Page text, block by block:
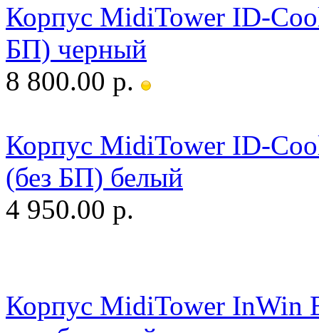
Корпус MidiTower ID-
БП) черный
8 800.00 р.
Корпус MidiTower ID-
(без БП) белый
4 950.00 р.
Корпус MidiTower InWin